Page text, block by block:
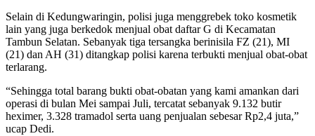
Selain di Kedungwaringin, polisi juga menggrebek toko kosmetik
lain yang juga berkedok menjual obat daftar G di Kecamatan
Tambun Selatan. Sebanyak tiga tersangka berinisila FZ (21), MI
(21) dan AH (31) ditangkap polisi karena terbukti menjual obat-obat
terlarang.
“Sehingga total barang bukti obat-obatan yang kami amankan dari
operasi di bulan Mei sampai Juli, tercatat sebanyak 9.132 butir
heximer, 3.328 tramadol serta uang penjualan sebesar Rp2,4 juta,”
ucap Dedi.